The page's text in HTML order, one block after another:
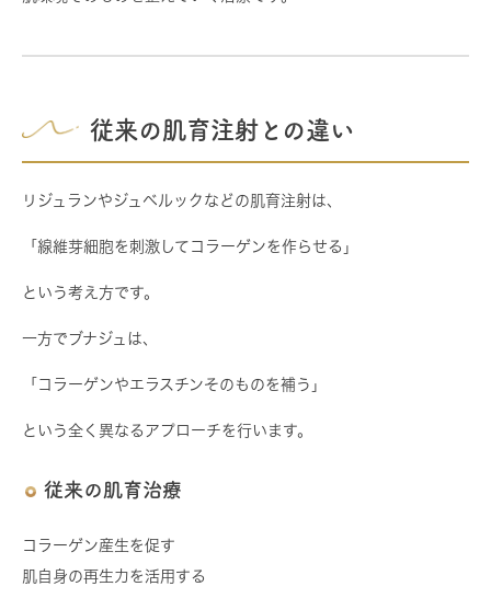
従来の肌育注射との違い
リジュランやジュベルックなどの肌育注射は、
「線維芽細胞を刺激してコラーゲンを作らせる」
という考え方です。
一方でブナジュは、
「コラーゲンやエラスチンそのものを補う」
という全く異なるアプローチを行います。
従来の肌育治療
コラーゲン産生を促す
肌自身の再生力を活用する